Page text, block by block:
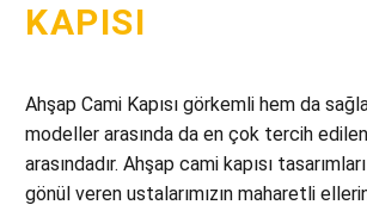
KAPISI
Ahşap Cami Kapısı görkemli hem da
modeller arasında da en çok tercih
arasındadır. Ahşap cami kapısı
gönül veren ustalarımızın maharetli